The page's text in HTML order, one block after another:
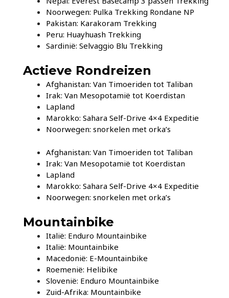
Noorwegen: Pulka Trekking Rondane NP
Pakistan: Karakoram Trekking
Peru: Huayhuash Trekking
Sardinië: Selvaggio Blu Trekking
Actieve Rondreizen
Afghanistan: Van Timoeriden tot Taliban
Irak: Van Mesopotamië tot Koerdistan
Lapland
Marokko: Sahara Self-Drive 4×4 Expeditie
Noorwegen: snorkelen met orka’s
Afghanistan: Van Timoeriden tot Taliban
Irak: Van Mesopotamië tot Koerdistan
Lapland
Marokko: Sahara Self-Drive 4×4 Expeditie
Noorwegen: snorkelen met orka’s
Mountainbike
Italië: Enduro Mountainbike
Italië: Mountainbike
Macedonië: E-Mountainbike
Roemenië: Helibike
Slovenië: Enduro Mountainbike
Zuid-Afrika: Mountainbike